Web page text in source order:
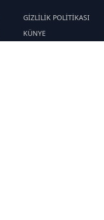
GİZLİLİK POLİTİKASI
KÜNYE